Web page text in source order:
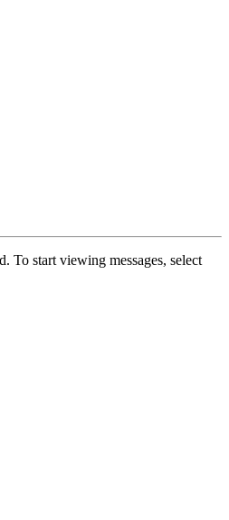
To start viewing messages, select